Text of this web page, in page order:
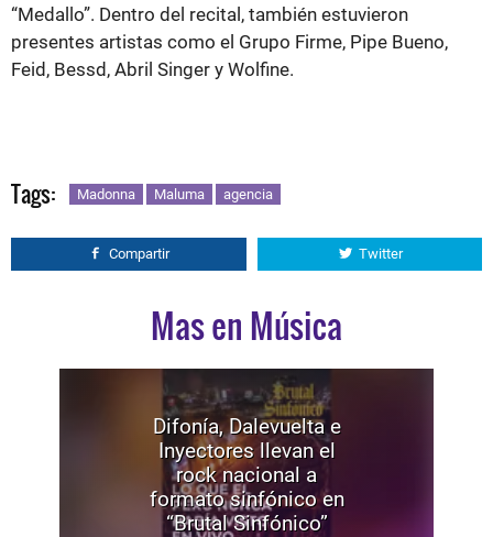
“Medallo”. Dentro del recital, también estuvieron
presentes artistas como el Grupo Firme, Pipe Bueno,
Feid, Bessd, Abril Singer y Wolfine.
Tags: Madonna Maluma agencia
Compartir Twitter
Mas en Música
Difonía, Dalevuelta e
Inyectores llevan el
rock nacional a
formato sinfónico en
“Brutal Sinfónico”